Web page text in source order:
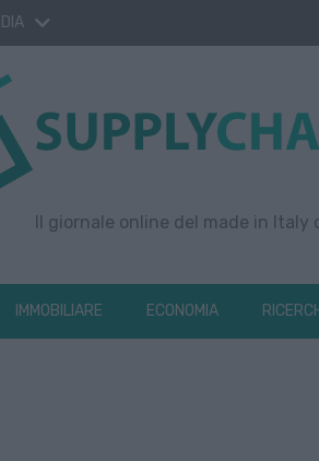
Il giornale online del made in Italy
IMMOBILIARE ECONOMIA